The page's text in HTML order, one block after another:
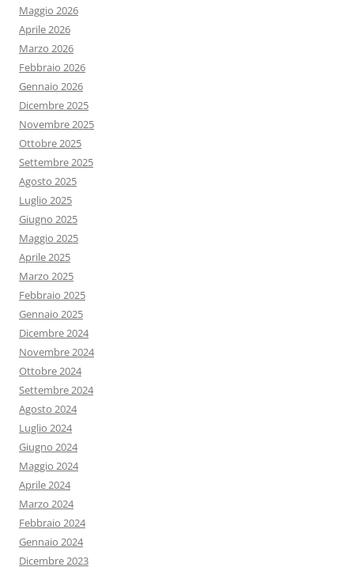
Maggio 2026
Aprile 2026
Marzo 2026
Febbraio 2026
Gennaio 2026
Dicembre 2025
Novembre 2025
Ottobre 2025
Settembre 2025
Agosto 2025
Luglio 2025
Giugno 2025
Maggio 2025
Aprile 2025
Marzo 2025
Febbraio 2025
Gennaio 2025
Dicembre 2024
Novembre 2024
Ottobre 2024
Settembre 2024
Agosto 2024
Luglio 2024
Giugno 2024
Maggio 2024
Aprile 2024
Marzo 2024
Febbraio 2024
Gennaio 2024
Dicembre 2023